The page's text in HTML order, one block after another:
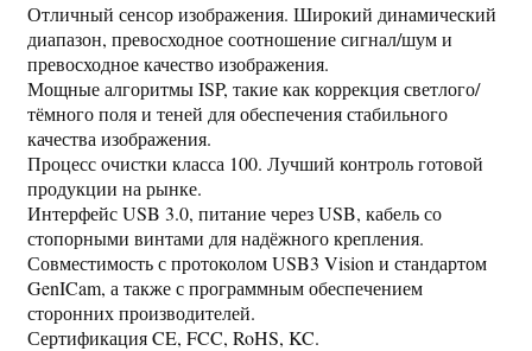
Отличный сенсор изображения. Широкий динамический
диапазон, превосходное соотношение сигнал/шум и
превосходное качество изображения.
Мощные алгоритмы ISP, такие как коррекция светлого/
тёмного поля и теней для обеспечения стабильного
качества изображения.
Процесс очистки класса 100. Лучший контроль готовой
продукции на рынке.
Интерфейс USB 3.0, питание через USB, кабель со
стопорными винтами для надёжного крепления.
Совместимость с протоколом USB3 Vision и стандартом
GenICam, а также с программным обеспечением
сторонних производителей.
Сертификация CE, FCC, RoHS, KC.